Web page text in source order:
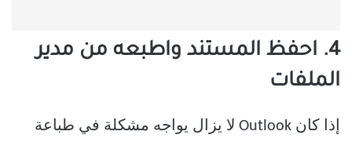
4. احفظ المستند واطبعه من مدير
الملفات
إذا كان Outlook لا يزال يواجه مشكلة في طباعة